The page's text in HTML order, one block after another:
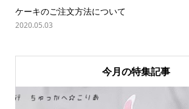
ケーキのご注文方法について
2020.05.03
今月の特集記事